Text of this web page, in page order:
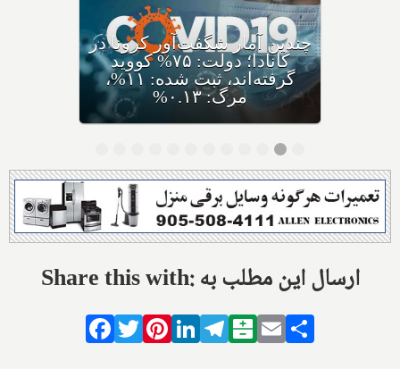
کرونای جدید ایی‌جی ۵ با نام
مختصر اریس ظهور کرده،
متخصصان: سریعا واکسن بزنید
Share this with: ارسال این مطلب به
Facebook
TwitterPinterestLinkedIn
Telegram
Balatarin
Email